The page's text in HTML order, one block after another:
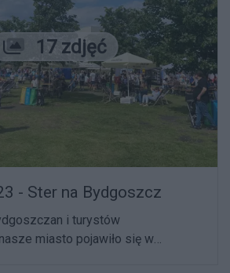
Liczba zdjęć
17 zdjęć
- Ster na Bydgoszcz
i turystów
miasto pojawiło się w